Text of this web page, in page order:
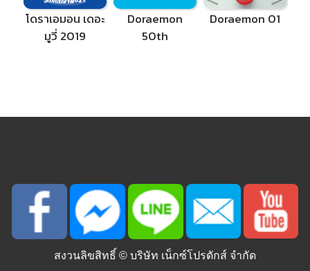
โดราเอมอน เดอะ
มูวี่ 2019
Doraemon
50th
Doraemon 01
สงวนลิขสิทธิ์ © บริษัท เน็กซ์โปรดักส์ จำกัด